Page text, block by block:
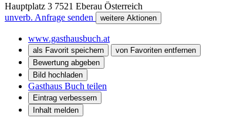
Hauptplatz 3 7521 Eberau Österreich
unverb. Anfrage senden
weitere Aktionen
www.gasthausbuch.at
als Favorit speichern
von Favoriten entfernen
Bewertung abgeben
Bild hochladen
Gasthaus Buch teilen
Eintrag verbessern
Inhalt melden